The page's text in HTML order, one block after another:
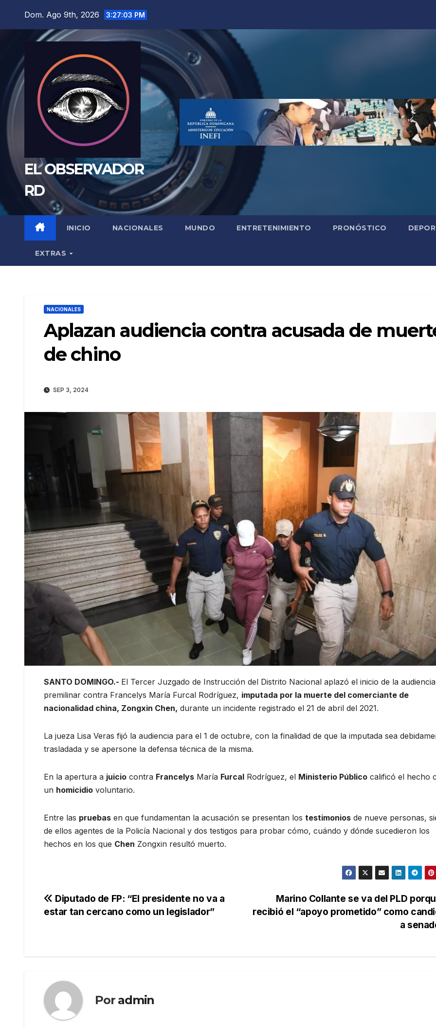
Dom. Ago 9th, 2026 3:27:05 PM
EL OBSERVADOR
RD
INICIO NACIONALES MUNDO ENTRETENIMIENTO PRONÓSTICO
EXTRAS
NACIONALES
Aplazan audiencia contra acusada de
de chino
SEP 3, 2024
SANTO DOMINGO.- El Tercer Juzgado de Instrucción del Distrito Nacional aplazó el inicio de la audiencia
premilinar contra Francelys María Furcal Rodríguez, imputada por la muerte del comerciante de
nacionalidad china, Zongxin Chen, durante un incidente registrado el 21 de abril del 2021.
La jueza Lisa Veras fijó la audiencia para el 1 de octubre, con la finalidad de que la imputada sea
trasladada y se apersone la defensa técnica de la misma.
En la apertura a juicio contra Francelys María Furcal Rodríguez, el Ministerio Público calificó el hecho
un homicidio voluntario.
Entre las pruebas en que fundamentan la acusación se presentan los testimonios de nueve personas,
de ellos agentes de la Policía Nacional y dos testigos para probar cómo, cuándo y dónde sucedieron los
hechos en los que Chen Zongxin resultó muerto.
Navegación
Marino Collante se va del PLD
recibió el “apoyo prometido” como
a
Diputado de FP: “El presidente no va a
estar tan cercano como un legislador”
Por admin